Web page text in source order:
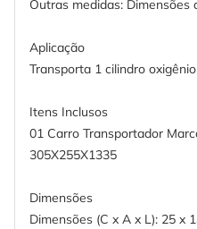
Outras medidas: Dimensões
Aplicação
Transporta 1 cilindro oxigênio
Itens Inclusos
01 Carro Transportador
305X255X1335
Dimensões
Dimensões (C x A x L): 25 x